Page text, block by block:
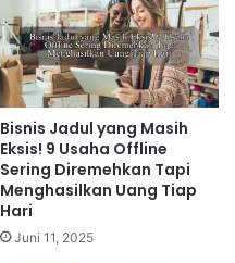
Bisnis Jadul yang Masih
Eksis! 9 Usaha Offline
Sering Diremehkan Tapi
Menghasilkan Uang Tiap
Hari
Juni 11, 2025